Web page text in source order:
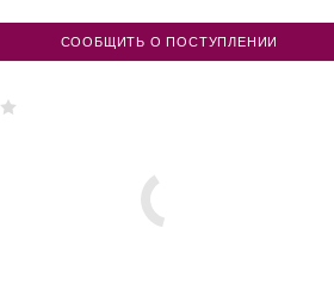
СООБЩИТЬ О ПОСТУПЛЕНИИ